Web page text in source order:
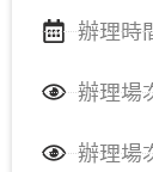
辦理時
辦理場
辦理場